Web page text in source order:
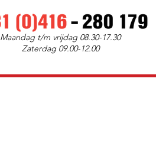
Maandag t/m vrijdag 08.30-17.30
Zaterdag 09.00-12.00